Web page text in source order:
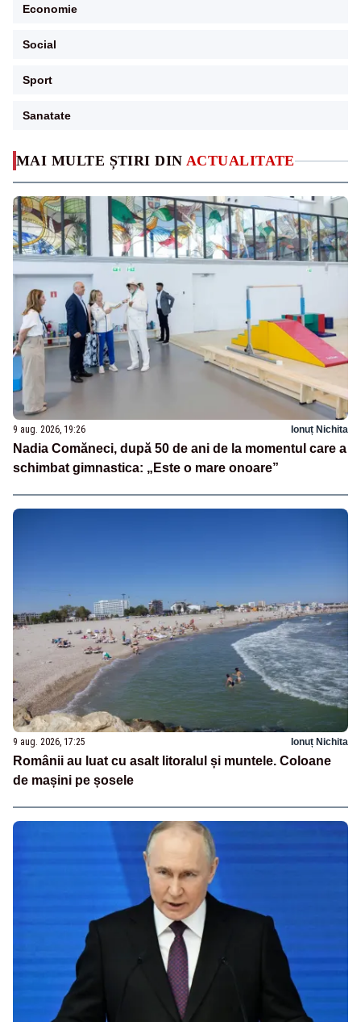
MAI MULTE ȘTIRI DIN ACTUALITATE
9 aug. 2026, 19:26 Ionuț Nichita
Nadia Comăneci, după 50 de ani de la momentul care a
schimbat gimnastica: „Este o mare onoare”
9 aug. 2026, 17:25 Ionuț Nichita
Românii au luat cu asalt litoralul și muntele. Coloane
de mașini pe șosele
Economie
Social
Sport
Sanatate